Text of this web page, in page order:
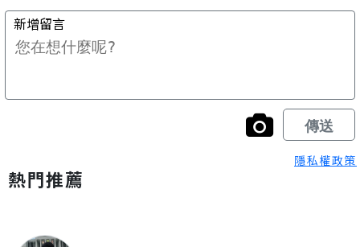
隱私權政策
熱門推薦